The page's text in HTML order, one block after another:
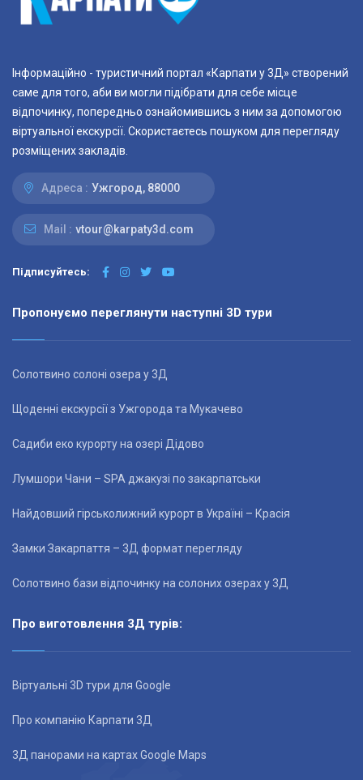
Інформаційно - туристичний портал «Карпати у 3Д» створений
саме для того, аби ви могли підібрати для себе місце
відпочинку, попередньо ознайомившись з ним за допомогою
віртуальної екскурсії. Скористаєтесь пошуком для перегляду
розміщених закладів.
Адреса : Ужгород, 88000
Mail : vtour@karpaty3d.com
Підписуйтесь:
Пропонуємо переглянути наступні 3D тури
Солотвино солоні озера у 3Д
Щоденні екскурсії з Ужгорода та Мукачево
Садиби еко курорту на озері Дідово
Лумшори Чани – SPA джакузі по закарпатськи
Найдовший гірськолижний курорт в Україні – Красія
Замки Закарпаття – 3Д формат перегляду
Солотвино бази відпочинку на солоних озерах у 3Д
Про виготовлення 3Д турів:
Віртуальні 3D тури для Google
Про компанію Карпати 3Д
3Д панорами на картах Google Maps